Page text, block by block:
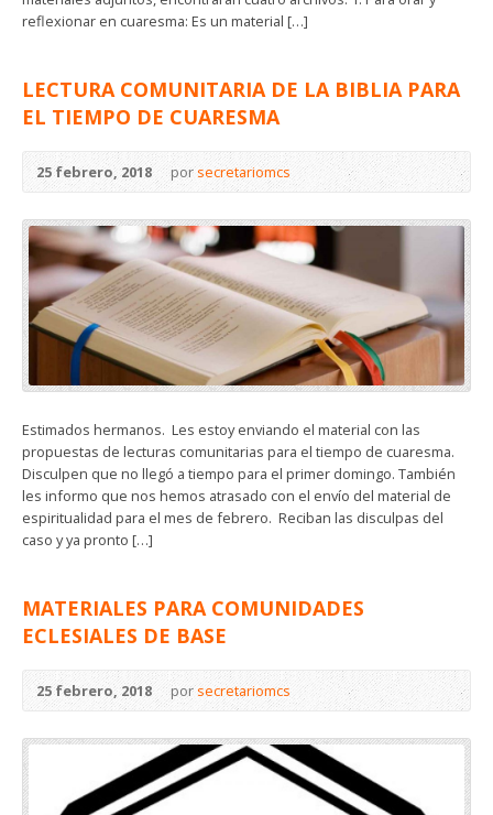
reflexionar en cuaresma: Es un material […]
LECTURA COMUNITARIA DE LA BIBLIA PARA
EL TIEMPO DE CUARESMA
25 febrero, 2018 porsecretariomcs
Estimados hermanos. Les estoy enviando el material con las
propuestas de lecturas comunitarias para el tiempo de cuaresma.
Disculpen que no llegó a tiempo para el primer domingo. También
les informo que nos hemos atrasado con el envío del material de
espiritualidad para el mes de febrero. Reciban las disculpas del
caso y ya pronto […]
MATERIALES PARA COMUNIDADES
ECLESIALES DE BASE
25 febrero, 2018 porsecretariomcs